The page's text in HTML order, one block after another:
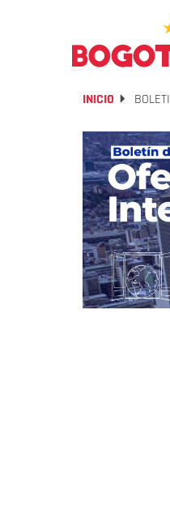
INICIO